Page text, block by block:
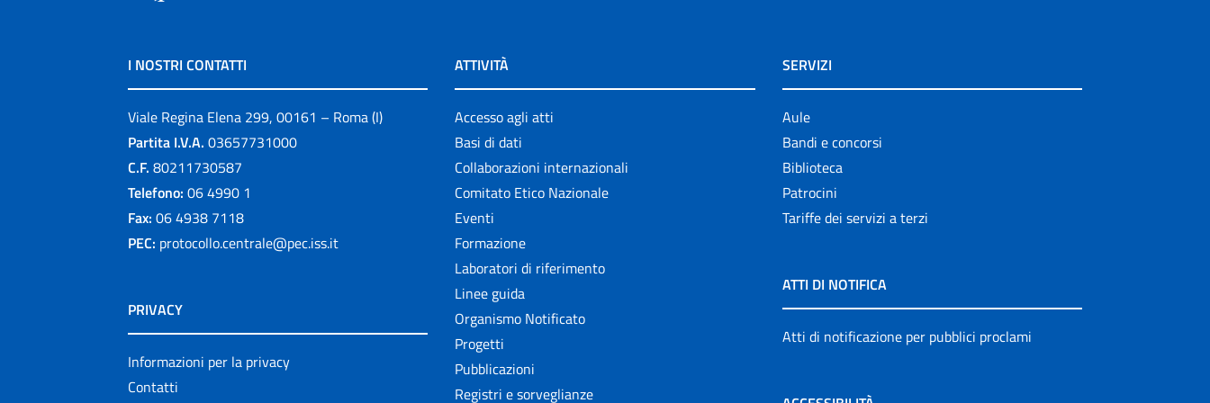
I NOSTRI CONTATTI
Viale Regina Elena 299, 00161 – Roma (I)
Partita I.V.A. 03657731000
C.F. 80211730587
Telefono: 06 4990 1
Fax: 06 4938 7118
PEC: protocollo.centrale@pec.iss.it
PRIVACY
Informazioni per la privacy
Contatti
ATTIVITÀ
Accesso agli atti
Basi di dati
Collaborazioni internazionali
Comitato Etico Nazionale
Eventi
Formazione
Laboratori di riferimento
Linee guida
Organismo Notificato
Progetti
Pubblicazioni
Registri e sorveglianze
SERVIZI
Aule
Bandi e concorsi
Biblioteca
Patrocini
Tariffe dei servizi a terzi
ATTI DI NOTIFICA
Atti di notificazione per pubblici proclami